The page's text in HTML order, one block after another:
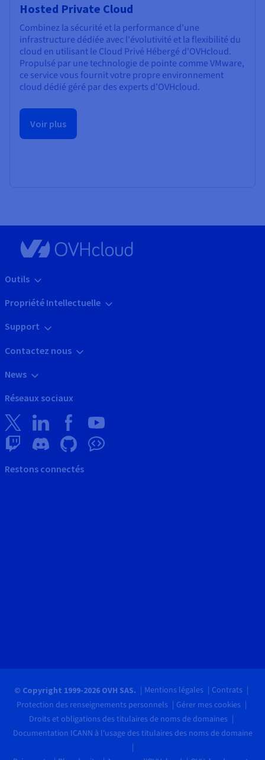
Hosted Private Cloud
Combinez la sécurité et la performance d'une
infrastructure dédiée avec l'évolutivité et la flexibilité du
cloud en utilisant le Cloud Privé Hébergé d'OVHcloud.
Propulsé par une technologie de pointe comme VMware,
ce service vous fournit votre propre environnement
cloud dédié géré par des experts d'OVHcloud.
Voir plus
Outils
Propriété Intellectuelle
Support
Contactez nous
News
Réseaux sociaux
Restons connectés
© Copyright 1999-2026 OVH SAS. Mentions légales
Contrats
Protection des renseignements personnels
Gérer mes cookies
Droits et obligations des titulaires de noms de domaines
Documentation ICANN à l'usage des titulaires des noms de domaine